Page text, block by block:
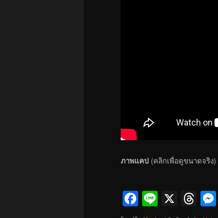
ภาพแคป (คลิกเพื่อดูขนาดจริง)
Facebook
Line
X